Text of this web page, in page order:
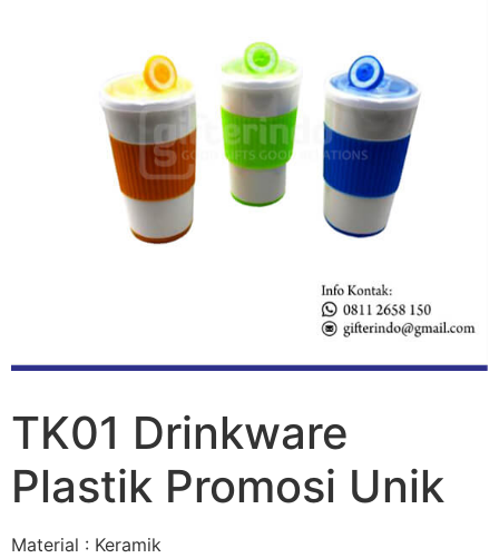
TK01 Drinkware
Plastik Promosi Unik
Material : Keramik